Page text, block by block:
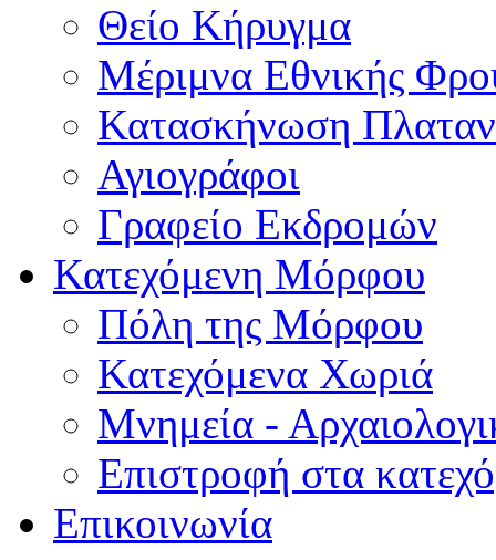
Θείο Κήρυγμα
Μέριμνα Εθνικής
Κατασκήνωση
Αγιογράφοι
Γραφείο Εκδρομών
Κατεχόμενη Μόρφου
Πόλη της Μόρφου
Κατεχόμενα Χωριά
Μνημεία -
Επιστροφή στα
Επικοινωνία